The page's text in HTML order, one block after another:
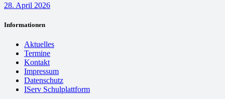
28. April 2026
Informationen
Aktuelles
Termine
Kontakt
Impressum
Datenschutz
IServ Schulplattform